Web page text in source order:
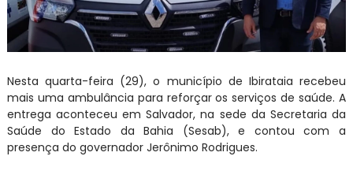
Nesta quarta-feira (29), o município de Ibirataia recebeu
mais uma ambulância para reforçar os serviços de saúde. A
entrega aconteceu em Salvador, na sede da Secretaria da
Saúde do Estado da Bahia (Sesab), e contou com a
presença do governador Jerônimo Rodrigues.